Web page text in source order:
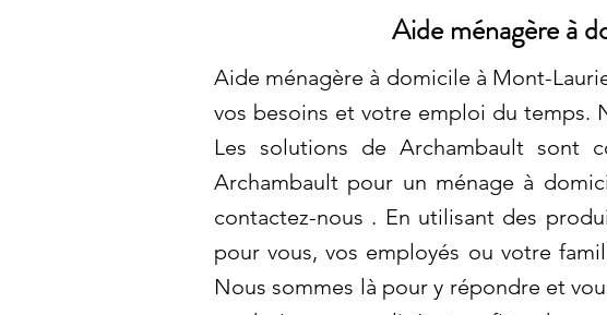
Aide ménagère à
Aide ménagère à domicile à Mont-
vos besoins et votre emploi du temps.
Les solutions de Archambault sont
Archambault pour un ménage à
contactez-nous . En utilisant des
pour vous, vos employés ou votre
Nous sommes là pour y répondre et